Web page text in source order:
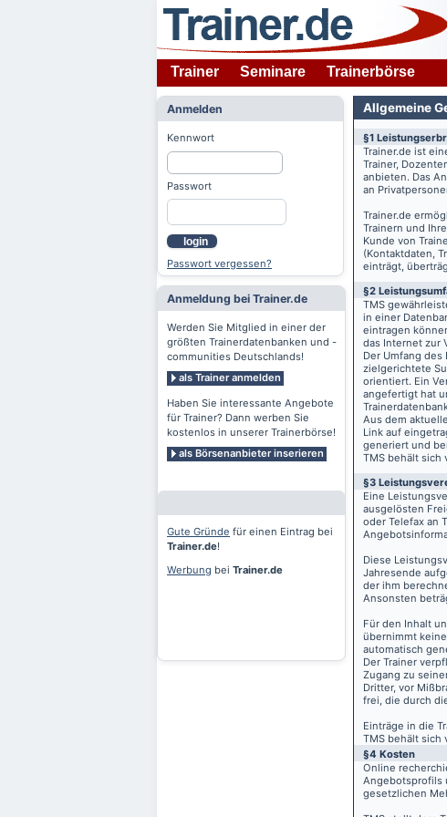
Trainer Seminare Trainerbörse
Anmelden
Kennwort
Passwort
login
Passwort vergessen?
Anmeldung bei Trainer.de
Werden Sie Mitglied in einer der
größten Trainerdatenbanken und -
communities Deutschlands!
als Trainer anmelden
Haben Sie interessante Angebote
für Trainer? Dann werben Sie
kostenlos in unserer Trainerbörse!
als Börsenanbieter inserieren
Gute Gründe für einen Eintrag bei
Trainer.de!
Werbung bei Trainer.de
Allgemeine
§1
Trainer.de ist
Trainer,
anbieten. Das
an
Trainer.de
Trainern und
Kunde von
(Kontaktdaten,
einträgt,
§2
TMS
in einer
eintragen
das Internet zur
Der Umfang
zielgerichtete
orientiert. Ein
angefertigt hat
Aus dem
Link auf
generiert und
TMS behält sich
§3
Eine
ausgelösten
oder Telefax an
Diese
Jahresende
der ihm
Ansonsten
Für den Inhalt
übernimmt
automatisch
Der Trainer
Zugang zu
Dritter, vor
frei, die durch
Einträge in die
TMS behält sich
§4 Kosten
Online
Angebotsprofils
gesetzlichen